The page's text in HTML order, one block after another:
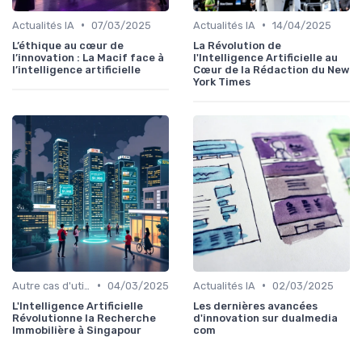
Actualités IA • 07/03/2025
L’éthique au cœur de
l’innovation : La Macif face à
l’intelligence artificielle
Actualités IA • 14/04/2025
La Révolution de
l'Intelligence Artificielle au
Cœur de la Rédaction du New
York Times
• 04/03/2025
L'Intelligence Artificielle
Révolutionne la Recherche
Immobilière à Singapour
Actualités IA • 02/03/2025
Les dernières avancées
d'innovation sur dualmedia
com